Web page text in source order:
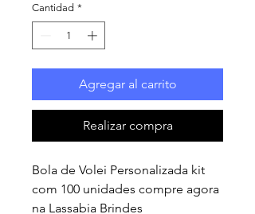
Cantidad *
Agregar al carrito
Realizar compra
Bola de Volei Personalizada kit
com 100 unidades compre agora
na Lassabia Brindes